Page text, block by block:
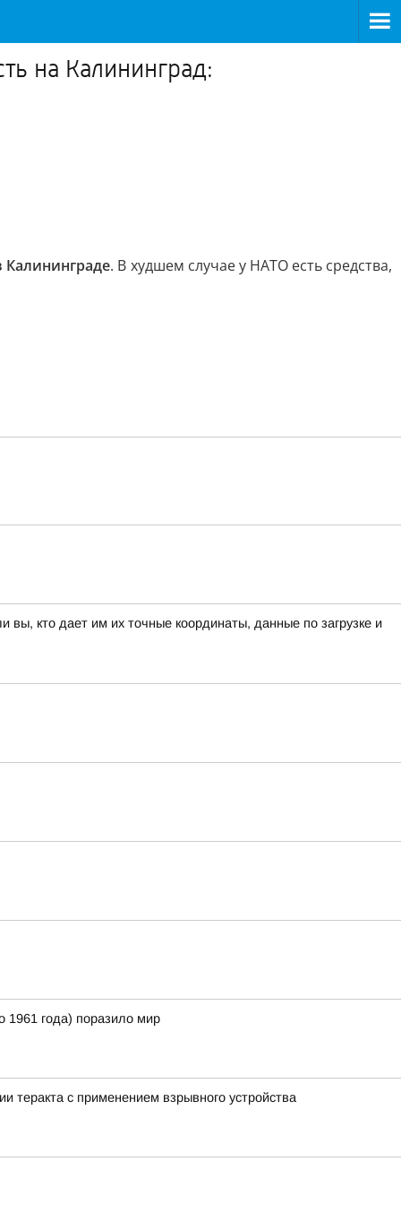
на Калининград:
. В худшем случае у НАТО есть средства,
кто дает им их точные координаты, данные по загрузке и
года) поразило мир
теракта с применением взрывного устройства